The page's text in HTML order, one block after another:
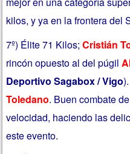
kilos, y ya en la frontera del
7º) Élite 71 Kilos;Cristián
rincón opuesto al del púgil
Deportivo Sagabox / Vigo
Toledano. Buen combate
velocidad, haciendo las
este evento.